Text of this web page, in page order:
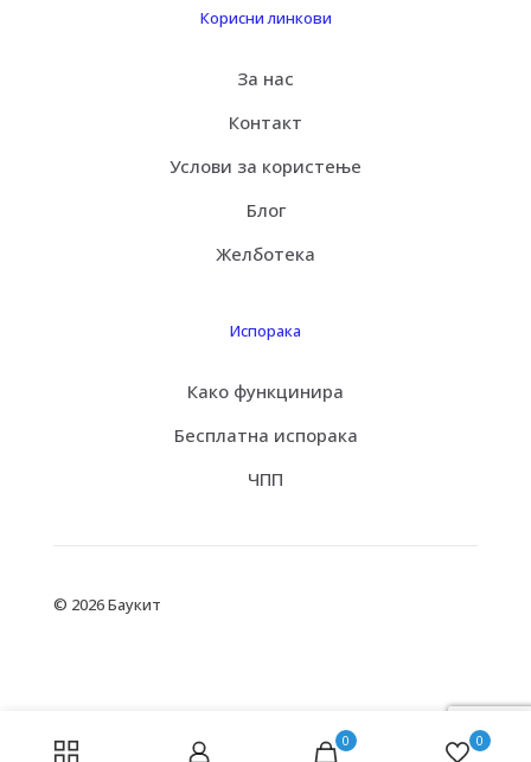
Корисни линкови
За нас
Контакт
Услови за користење
Блог
Желботека
Испорака
Како функцинира
Бесплатна испорака
ЧПП
© 2026 Баукит
0 0